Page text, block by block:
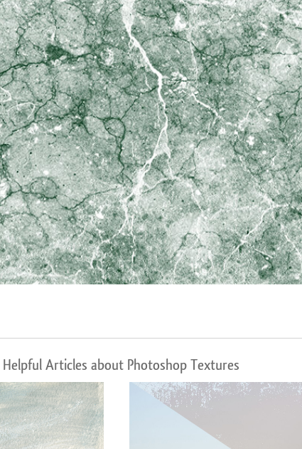
produtos Serviços de retoque de joias Dados de Treinamento de IA
Helpful Articles about Photoshop Textures